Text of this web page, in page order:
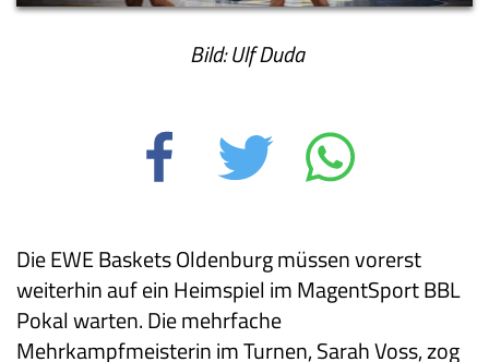
Bild: Ulf Duda
Die EWE Baskets Oldenburg müssen vorerst
weiterhin auf ein Heimspiel im MagentSport BBL
Pokal warten. Die mehrfache
Mehrkampfmeisterin im Turnen, Sarah Voss, zog